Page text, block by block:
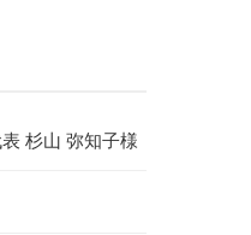
杉山 弥知子様